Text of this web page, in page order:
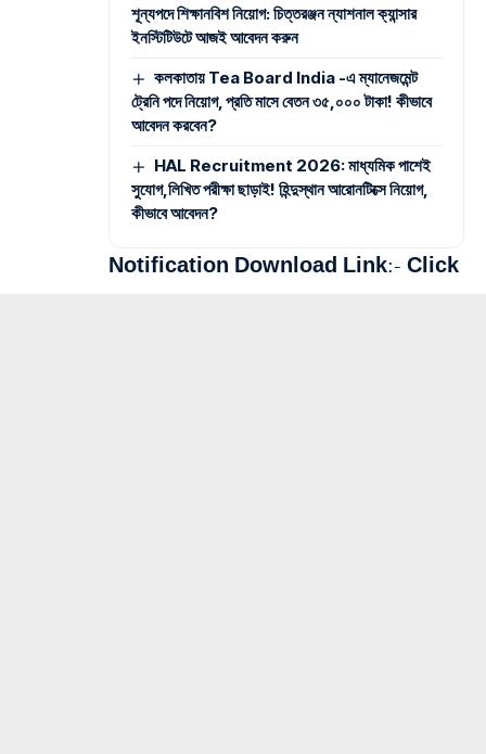
শূন্যপদে শিক্ষানবিশ নিয়োগ: চিত্তরঞ্জন ন্যাশনাল ক্যান্সার
ইনস্টিটিউটে আজই আবেদন করুন
কলকাতায় Tea Board India -এ ম্যানেজমেন্ট
ট্রেনি পদে নিয়োগ, প্রতি মাসে বেতন ৩৫,০০০ টাকা! কীভাবে
আবেদন করবেন?
HAL Recruitment 2026: মাধ্যমিক পাশেই
সুযোগ,লিখিত পরীক্ষা ছাড়াই! হিন্দুস্থান আরোনটিক্সে নিয়োগ,
কীভাবে আবেদন?
Notification Download Link:- Click